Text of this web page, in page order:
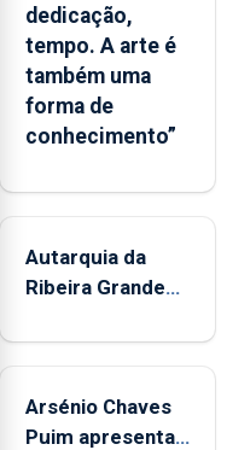
dedicação,
tempo. A arte é
também uma
forma de
conhecimento”
Autarquia da
Ribeira Grande
iniciativa
Verão"
Arsénio Chaves
Puim apresenta